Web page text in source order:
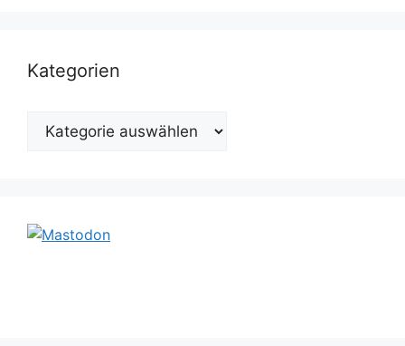
Kategorien
Kategorien